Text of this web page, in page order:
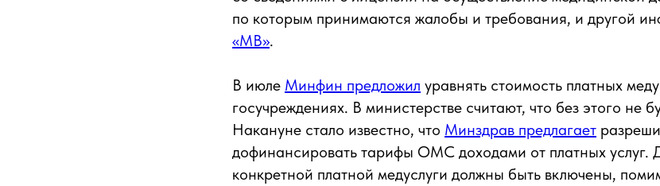
по которым принимаются жалобы и требования, и другой
«МВ».
В июле Минфин предложил уравнять стоимость платных
госучреждениях. В министерстве считают, что без этого не
Накануне стало известно, что Минздрав предлагает
дофинансировать тарифы ОМС доходами от платных услуг.
конкретной платной медуслуги должны быть включены,